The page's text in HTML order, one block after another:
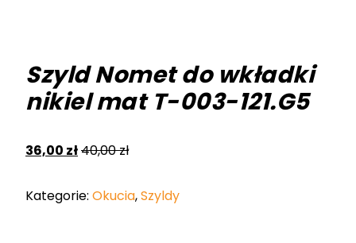
Szyld Nomet do wkładki
nikiel mat T-003-121.G5
36,00 zł40,00zł
Kategorie: Okucia,Szyldy